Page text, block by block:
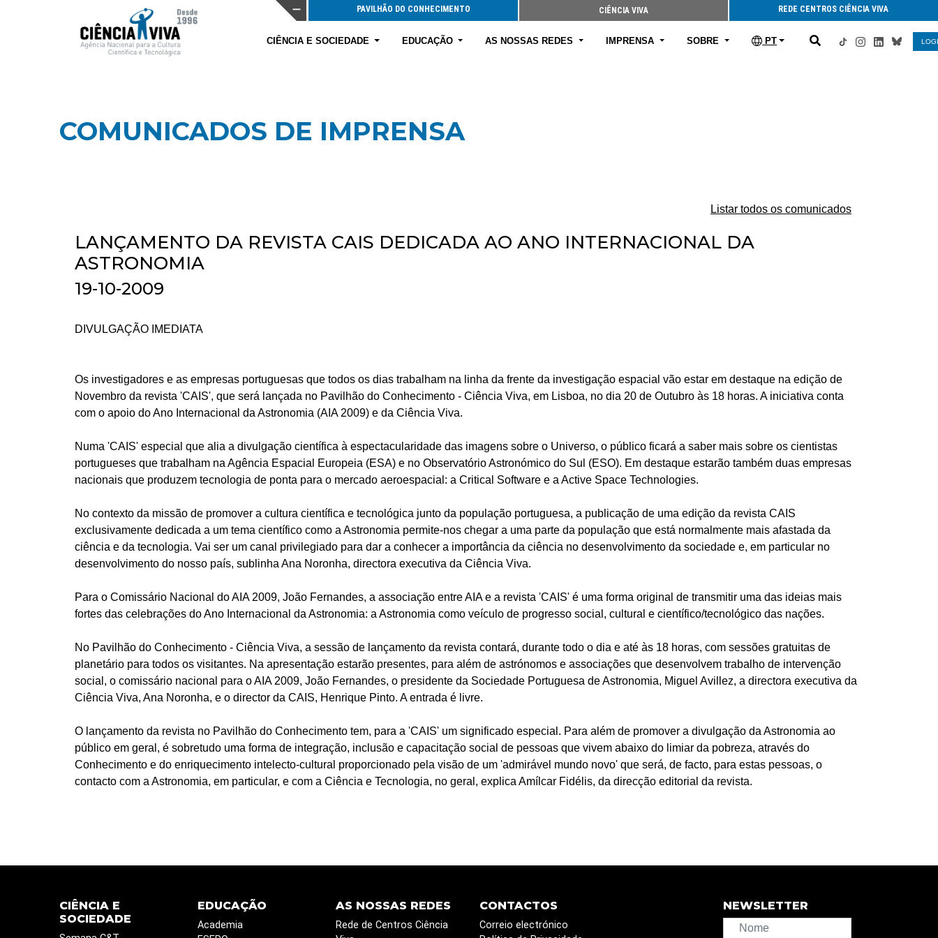
PAVILHÃO DO CONHECIMENTO CIÊNCIA VIVA REDE CENTROS CIÊNCIA VIVA
CIÊNCIA E SOCIEDADE EDUCAÇÃO AS NOSSAS REDES IMPRENSA SOBRE PT
COMUNICADOS DE IMPRENSA
Listar todos os comunicados
LANÇAMENTO DA REVISTA CAIS DEDICADA AO ANO INTERNACIONAL DA
ASTRONOMIA
19-10-2009
DIVULGAÇÃO IMEDIATA
Os investigadores e as empresas portuguesas que todos os dias trabalham na linha da frente da investigação espacial vão estar em destaque na edição de
Novembro da revista 'CAIS', que será lançada no Pavilhão do Conhecimento - Ciência Viva, em Lisboa, no dia 20 de Outubro às 18 horas. A iniciativa conta
com o apoio do Ano Internacional da Astronomia (AIA 2009) e da Ciência Viva.
Numa 'CAIS' especial que alia a divulgação científica à espectacularidade das imagens sobre o Universo, o público ficará a saber mais sobre os cientistas
portugueses que trabalham na Agência Espacial Europeia (ESA) e no Observatório Astronómico do Sul (ESO). Em destaque estarão também duas empresas
nacionais que produzem tecnologia de ponta para o mercado aeroespacial: a Critical Software e a Active Space Technologies.
No contexto da missão de promover a cultura científica e tecnológica junto da população portuguesa, a publicação de uma edição da revista CAIS
exclusivamente dedicada a um tema científico como a Astronomia permite-nos chegar a uma parte da população que está normalmente mais afastada da
ciência e da tecnologia. Vai ser um canal privilegiado para dar a conhecer a importância da ciência no desenvolvimento da sociedade e, em particular no
desenvolvimento do nosso país, sublinha Ana Noronha, directora executiva da Ciência Viva.
Para o Comissário Nacional do AIA 2009, João Fernandes, a associação entre AIA e a revista 'CAIS' é uma forma original de transmitir uma das ideias mais
fortes das celebrações do Ano Internacional da Astronomia: a Astronomia como veículo de progresso social, cultural e científico/tecnológico das nações.
No Pavilhão do Conhecimento - Ciência Viva, a sessão de lançamento da revista contará, durante todo o dia e até às 18 horas, com sessões gratuitas de
planetário para todos os visitantes. Na apresentação estarão presentes, para além de astrónomos e associações que desenvolvem trabalho de intervenção
social, o comissário nacional para o AIA 2009, João Fernandes, o presidente da Sociedade Portuguesa de Astronomia, Miguel Avillez, a directora executiva da
Ciência Viva, Ana Noronha, e o director da CAIS, Henrique Pinto. A entrada é livre.
O lançamento da revista no Pavilhão do Conhecimento tem, para a 'CAIS' um significado especial. Para além de promover a divulgação da Astronomia ao
público em geral, é sobretudo uma forma de integração, inclusão e capacitação social de pessoas que vivem abaixo do limiar da pobreza, através do
Conhecimento e do enriquecimento intelecto-cultural proporcionado pela visão de um 'admirável mundo novo' que será, de facto, para estas pessoas, o
contacto com a Astronomia, em particular, e com a Ciência e Tecnologia, no geral, explica Amílcar Fidélis, da direcção editorial da revista.
CIÊNCIA E
SOCIEDADE
EDUCAÇÃO
Academia
AS NOSSAS REDES
Rede de Centros Ciência
CONTACTOS
Correio electrónico
NEWSLETTER